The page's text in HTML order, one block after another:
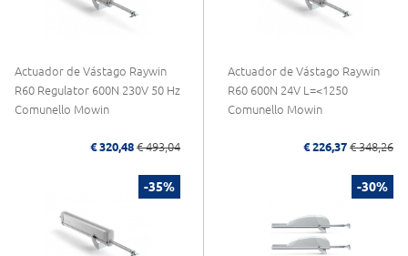
Actuador de Vástago Raywin
R60 Regulator 600N 230V 50 Hz
Comunello Mowin
€ 320,48 € 493,04
Actuador de Vástago Raywin
R60 600N 24V L=<1250
Comunello Mowin
€ 226,37 € 348,26
-35% -30%